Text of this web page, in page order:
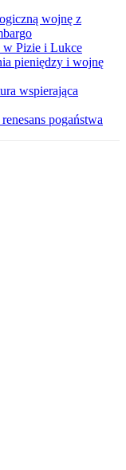
wojnę z
w Pizie i Lukce
pieniędzy i wojnę
wspierająca
pogaństwa